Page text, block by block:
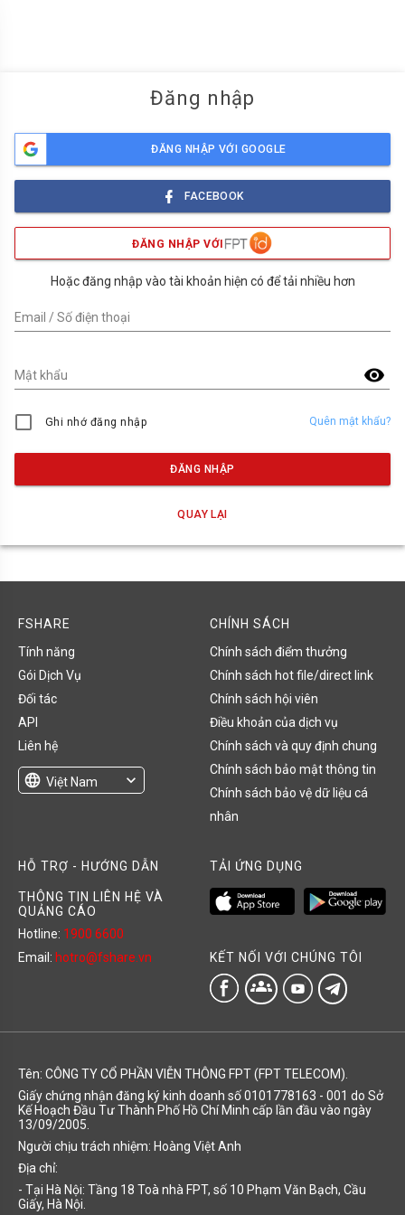
Đăng nhập
ĐĂNG NHẬP VỚI GOOGLE
FACEBOOK
ĐĂNG NHẬP VỚI
Hoặc đăng nhập vào tài khoản hiện có để tải nhiều hơn
Email / Số điện thoại
visibility
Mật khẩu
Ghi nhớ đăng nhập Quên mật khẩu?
ĐĂNG NHẬP
QUAY LẠI
FSHARE
Tính năng
Gói Dịch Vụ
Đối tác
API
Liên hệ
language Việt Nam
expand_more
CHÍNH SÁCH
Chính sách điểm thưởng
Chính sách hot file/direct link
Chính sách hội viên
Điều khoản của dịch vụ
Chính sách và quy định chung
Chính sách bảo mật thông tin
Chính sách bảo vệ dữ liệu cá
nhân
HỖ TRỢ - HƯỚNG DẪN
THÔNG TIN LIÊN HỆ VÀ
QUẢNG CÁO
Hotline: 1900 6600
Email: hotro@fshare.vn
TẢI ỨNG DỤNG
KẾT NỐI VỚI CHÚNG TÔI
groups
Tên: CÔNG TY CỔ PHẦN VIỄN THÔNG FPT (FPT TELECOM).
Giấy chứng nhận đăng ký kinh doanh số 0101778163 - 001 do Sở
Kế Hoạch Đầu Tư Thành Phố Hồ Chí Minh cấp lần đầu vào ngày
13/09/2005.
Người chịu trách nhiệm: Hoàng Việt Anh
Địa chỉ:
- Tại Hà Nội: Tầng 18 Toà nhà FPT, số 10 Phạm Văn Bạch, Cầu
Giấy, Hà Nội.